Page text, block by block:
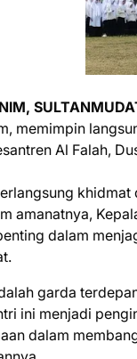
memimpin
Al Falah,
amanatnya,
dalam
garda
ini menjadi
dalam